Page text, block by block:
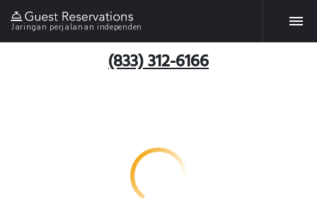
Jaringan perjalanan independen
(833) 312-6166